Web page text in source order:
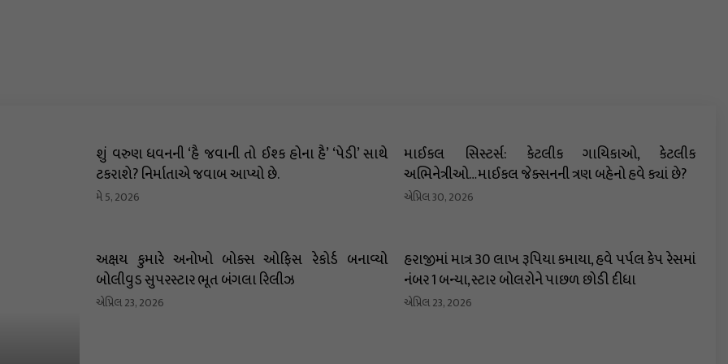
શું વરુણ ધવનની ‘હૈ જવાની તો ઈશ્ક હોના હૈ’ ‘પેડી’ સાથે
ટકરાશે? નિર્માતાએ જવાબ આપ્યો છે.
મે 5, 2026
માઈકલ સિસ્ટર્સ: કેટલીક ગાયિકાઓ, કેટલીક
અભિનેત્રીઓ… માઈકલ જેક્સનની ત્રણ બહેનો હવે ક્યાં છે?
એપ્રિલ 30, 2026
અક્ષય કુમારે અનોખો બોક્સ ઓફિસ રેકોર્ડ બનાવ્યો
બોલીવુડ સુપરસ્ટાર ભૂત બંગલા રિલીઝ
એપ્રિલ 23, 2026
હરાજીમાં માત્ર 30 લાખ રૂપિયા કમાયા, હવે પર્પલ કેપ રેસમાં
નંબર 1 બન્યા, સ્ટાર બોલરોને પાછળ છોડી દીધા
એપ્રિલ 23, 2026